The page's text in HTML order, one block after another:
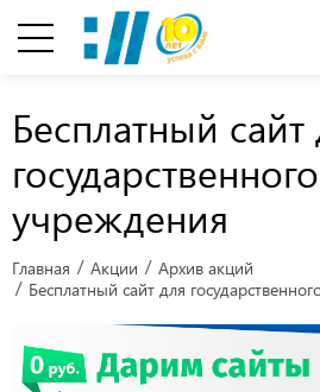
Бесплатный сайт
государственного
учреждения
Главная Акции
Архив акций
Бесплатный сайт для